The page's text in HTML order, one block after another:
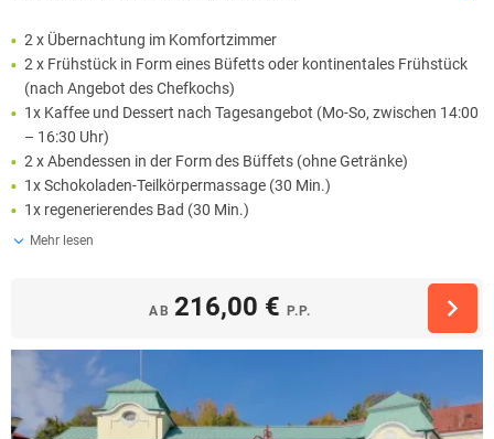
2 x Übernachtung im Komfortzimmer
2 x Frühstück in Form eines Büfetts oder kontinentales Frühstück
(nach Angebot des Chefkochs)
1x Kaffee und Dessert nach Tagesangebot (Mo-So, zwischen 14:00
– 16:30 Uhr)
2 x Abendessen in der Form des Büffets (ohne Getränke)
1x Schokoladen-Teilkörpermassage (30 Min.)
1x regenerierendes Bad (30 Min.)
Mehr lesen
AB 216,00 € P.P.